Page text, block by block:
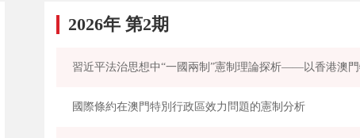
2026年 第2期
國際條約在澳門特別行政區效力問題的憲制分析